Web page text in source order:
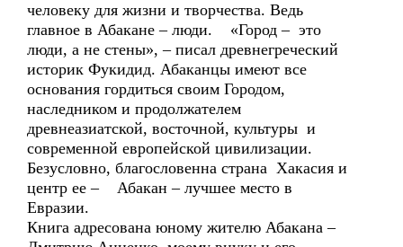
человеку для жизни и творчества. Ведь
главное в Абакане – люди. «Город – это
люди, а не стены», – писал древнегреческий
историк Фукидид. Абаканцы имеют все
основания гордиться своим Городом,
наследником и продолжателем
древнеазиатской, восточной, культуры и
современной европейской цивилизации.
Безусловно, благословенна страна Хакасия и
центр ее – Абакан – лучшее место в
Евразии.
Книга адресована юному жителю Абакана –